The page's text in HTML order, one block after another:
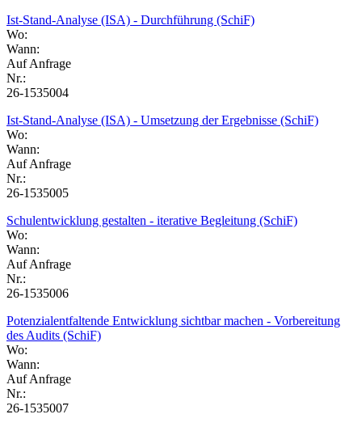
Ist-Stand-Analyse (ISA) - Durchführung (SchiF)
Wo:
Wann:
Auf Anfrage
Nr.:
26-1535004
Ist-Stand-Analyse (ISA) - Umsetzung der Ergebnisse (SchiF)
Wo:
Wann:
Auf Anfrage
Nr.:
26-1535005
Schulentwicklung gestalten - iterative Begleitung (SchiF)
Wo:
Wann:
Auf Anfrage
Nr.:
26-1535006
Potenzialentfaltende Entwicklung sichtbar machen - Vorbereitung
des Audits (SchiF)
Wo:
Wann:
Auf Anfrage
Nr.:
26-1535007